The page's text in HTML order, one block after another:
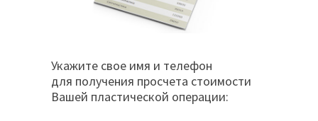
Укажите свое имя и телефон
для получения просчета стоимости
Вашей пластической операции: